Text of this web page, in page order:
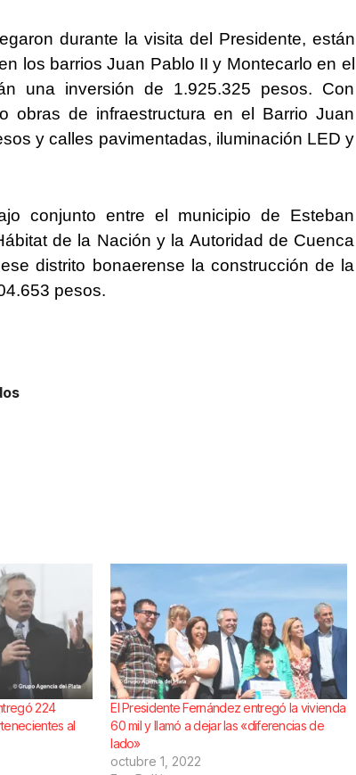
durante la visita del Presidente, están
los barrios Juan Pablo II y Montecarlo en el
una inversión de 1.925.325 pesos. Con
obras de infraestructura en el Barrio Juan
y calles pavimentadas, iluminación LED y
conjunto entre el municipio de Esteban
de la Nación y la Autoridad de Cuenca
distrito bonaerense la construcción de la
pesos.
224
al
El Presidente Fernández entregó la vivienda
60 mil y llamó a dejar las «diferencias de
lado»
octubre 1, 2022